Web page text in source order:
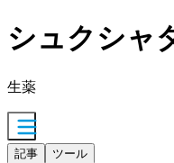
シュクシャ
生薬
記事 ツール